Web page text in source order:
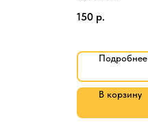
150 р.
Подробнее
В корзину